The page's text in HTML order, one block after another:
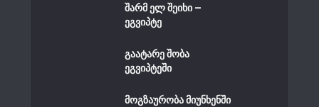
შარმ ელ შეიხი –
ეგვიპტე
გაატარე შობა
ეგვიპტეში
მოგზაურობა მიუნხენში